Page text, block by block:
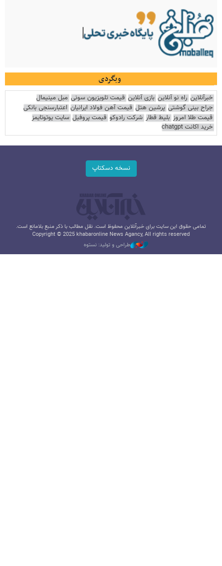
وبگردی
خبرآنلاین راه نو آنلاین بازی آنلاین قیمت تلویزیون سونی مبل مینیمال
جراح بینی گوشتی پرشین هتل قیمت آهن فولاد ایرانیان اعتبارسنجی بانکی
قیمت طلا امروز بلیط قطار شرکت رادوکو قیمت پروفیل سایت یوتوتایمز
خرید اکانت chatgpt
نسخه دسکتاپ
تمامی حقوق این سایت برای خبرآنلاین محفوظ است. نقل مطالب با ذکر منبع بلامانع است.
Copyright © 2025 khabaronline News Agancy, All rights reserved
طراحی و تولید: نستوه